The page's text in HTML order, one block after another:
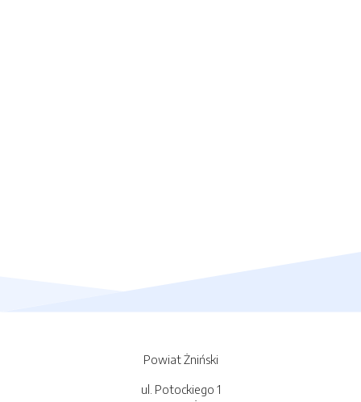
Powiat Żniński
ul. Potockiego 1